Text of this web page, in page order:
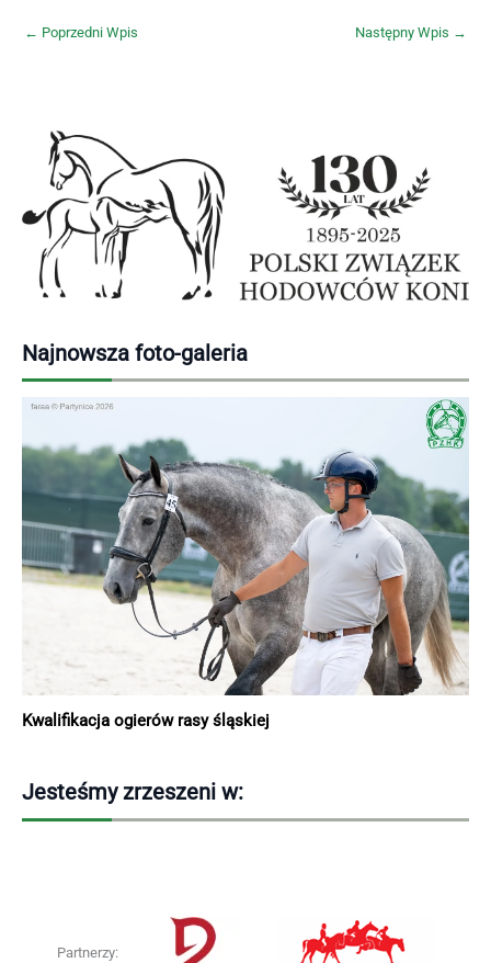
← Poprzedni Wpis Następny Wpis →
Najnowsza foto-galeria
Kwalifikacja ogierów rasy śląskiej
Jesteśmy zrzeszeni w:
Partnerzy: